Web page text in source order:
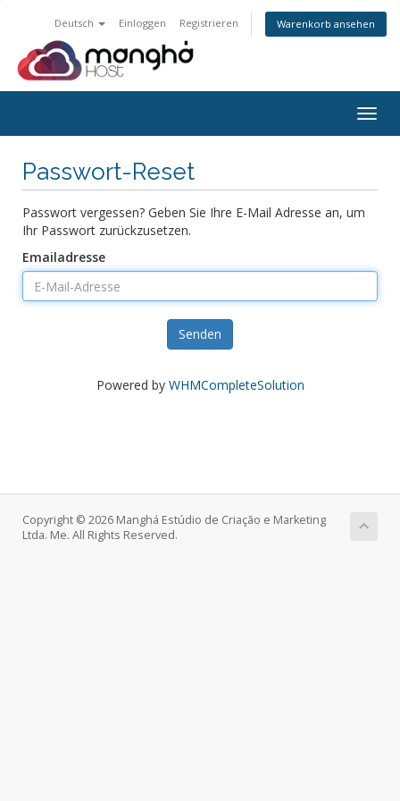
Deutsch Einloggen Registrieren Warenkorb ansehen
ein-/
Passwort-Reset
Passwort vergessen? Geben Sie Ihre E-Mail Adresse an, um
Ihr Passwort zurückzusetzen.
Emailadresse
Senden
Powered by WHMCompleteSolution
Copyright © 2026 Manghá Estúdio de Criação e Marketing
Ltda. Me. All Rights Reserved.